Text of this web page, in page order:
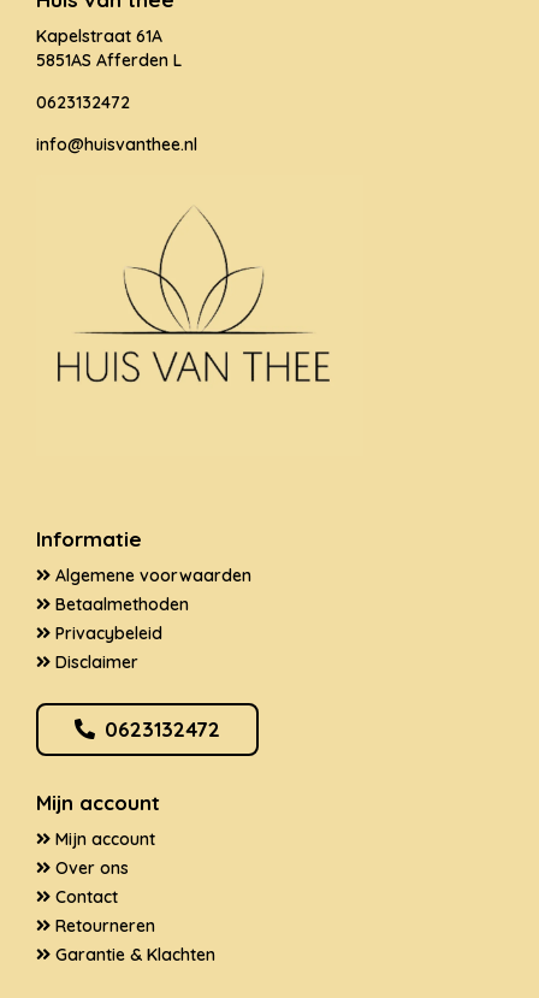
Kapelstraat 61A
5851AS Afferden L
0623132472
info@huisvanthee.nl
Informatie
Algemene voorwaarden
Betaalmethoden
Privacybeleid
Disclaimer
0623132472
Mijn account
Mijn account
Over ons
Contact
Retourneren
Garantie & Klachten